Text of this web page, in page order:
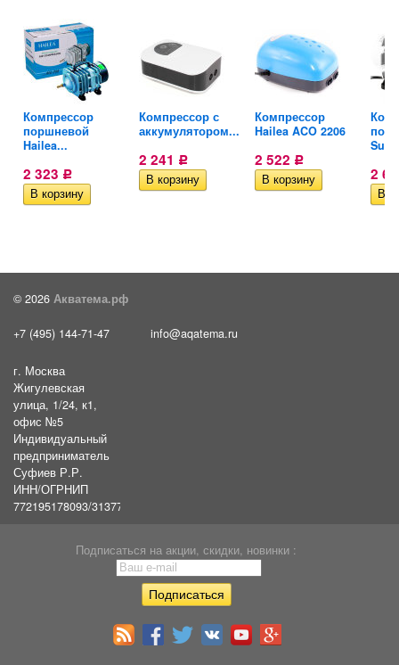
Компрессор
поршневой
Hailea...
2 323 Р
Компрессор с
аккумулятором...
2 241 Р
Компрессор
Hailea ACO 2206
2 522 Р
2
© 2026 Акватема.рф
+7 (495) 144-71-47 info@aqatema.ru
г. Москва
Жигулевская
улица, 1/24, к1,
офис №5
Индивидуальный
предприниматель
Суфиев Р.Р.
ИНН/ОГРНИП
772195178093/31377461610054
Подписаться на акции, скидки, новинки :